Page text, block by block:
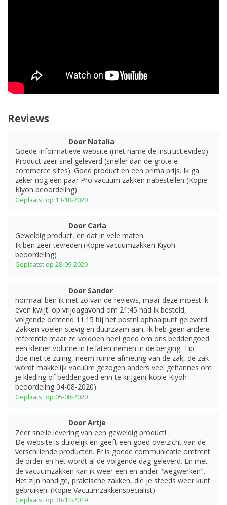
Reviews
Door Natalia
Goede informatieve website (met name de instructievideo).
Product zeer snel geleverd (sneller dan de grote e-
commerce sites). Goed product en een prima prijs. Ik ga
zeker nog een paar Pro vacuum zakken nabestellen (Kopie
Kiyoh beoordeling)
Geplaatst op 13-10-2020
Door Carla
Geweldig product, en dat in vele maten.
Ik ben zeer tevreden.(Kopie vacuumzakken Kiyoh
beoordeling)
Geplaatst op 28-09-2020
Door Sander
normaal ben ik niet zo van de reviews, maar deze moest ik
even kwijt. op vrijdagavond om 21:45 had ik besteld,
volgende ochtend 11:15 bij het postnl ophaalpunt geleverd.
Zakken voelen stevig en duurzaam aan, ik heb geen andere
referentie maar ze voldoen heel goed om ons beddengoed
een kleiner volume in te laten nemen in de berging. Tip -
doe niet te zuinig, neem ruime afmeting van de zak, de zak
wordt makkelijk vacuüm gezogen anders veel gehannes om
je kleding of beddengoed erin te krijgen( kopie Kiyoh
beoordeling 04-08-2020)
Geplaatst op 05-08-2020
Door Artje
Zeer snelle levering van een geweldig product!
De website is duidelijk en geeft een goed overzicht van de
verschillende producten. Er is goede communicatie omtrent
de order en het wordt al de volgende dag geleverd. En met
de vacuümzakken kan ik weer een en ander "wegwerken".
Het zijn handige, praktische zakken, die je steeds weer kunt
gebruiken. (Kopie Vacuumzakkenspecialist)
Geplaatst op 28-11-2019